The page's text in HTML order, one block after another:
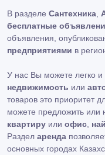
В разделе Сантехника
бесплатные
объявления,
предприятиями в
У нас Вы можете легко и
недвижимость или
товаров это приоритет
можете предложить или
квартиру или офис
Раздел аренда
основных городах